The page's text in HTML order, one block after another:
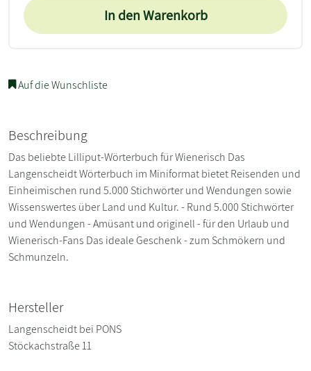
In den Warenkorb
Auf die Wunschliste
Beschreibung
Das beliebte Lilliput-Wörterbuch für Wienerisch Das
Langenscheidt Wörterbuch im Miniformat bietet Reisenden und
Einheimischen rund 5.000 Stichwörter und Wendungen sowie
Wissenswertes über Land und Kultur. - Rund 5.000 Stichwörter
und Wendungen - Amüsant und originell - für den Urlaub und
Wienerisch-Fans Das ideale Geschenk - zum Schmökern und
Schmunzeln.
Hersteller
Langenscheidt bei PONS
Stöckachstraße 11